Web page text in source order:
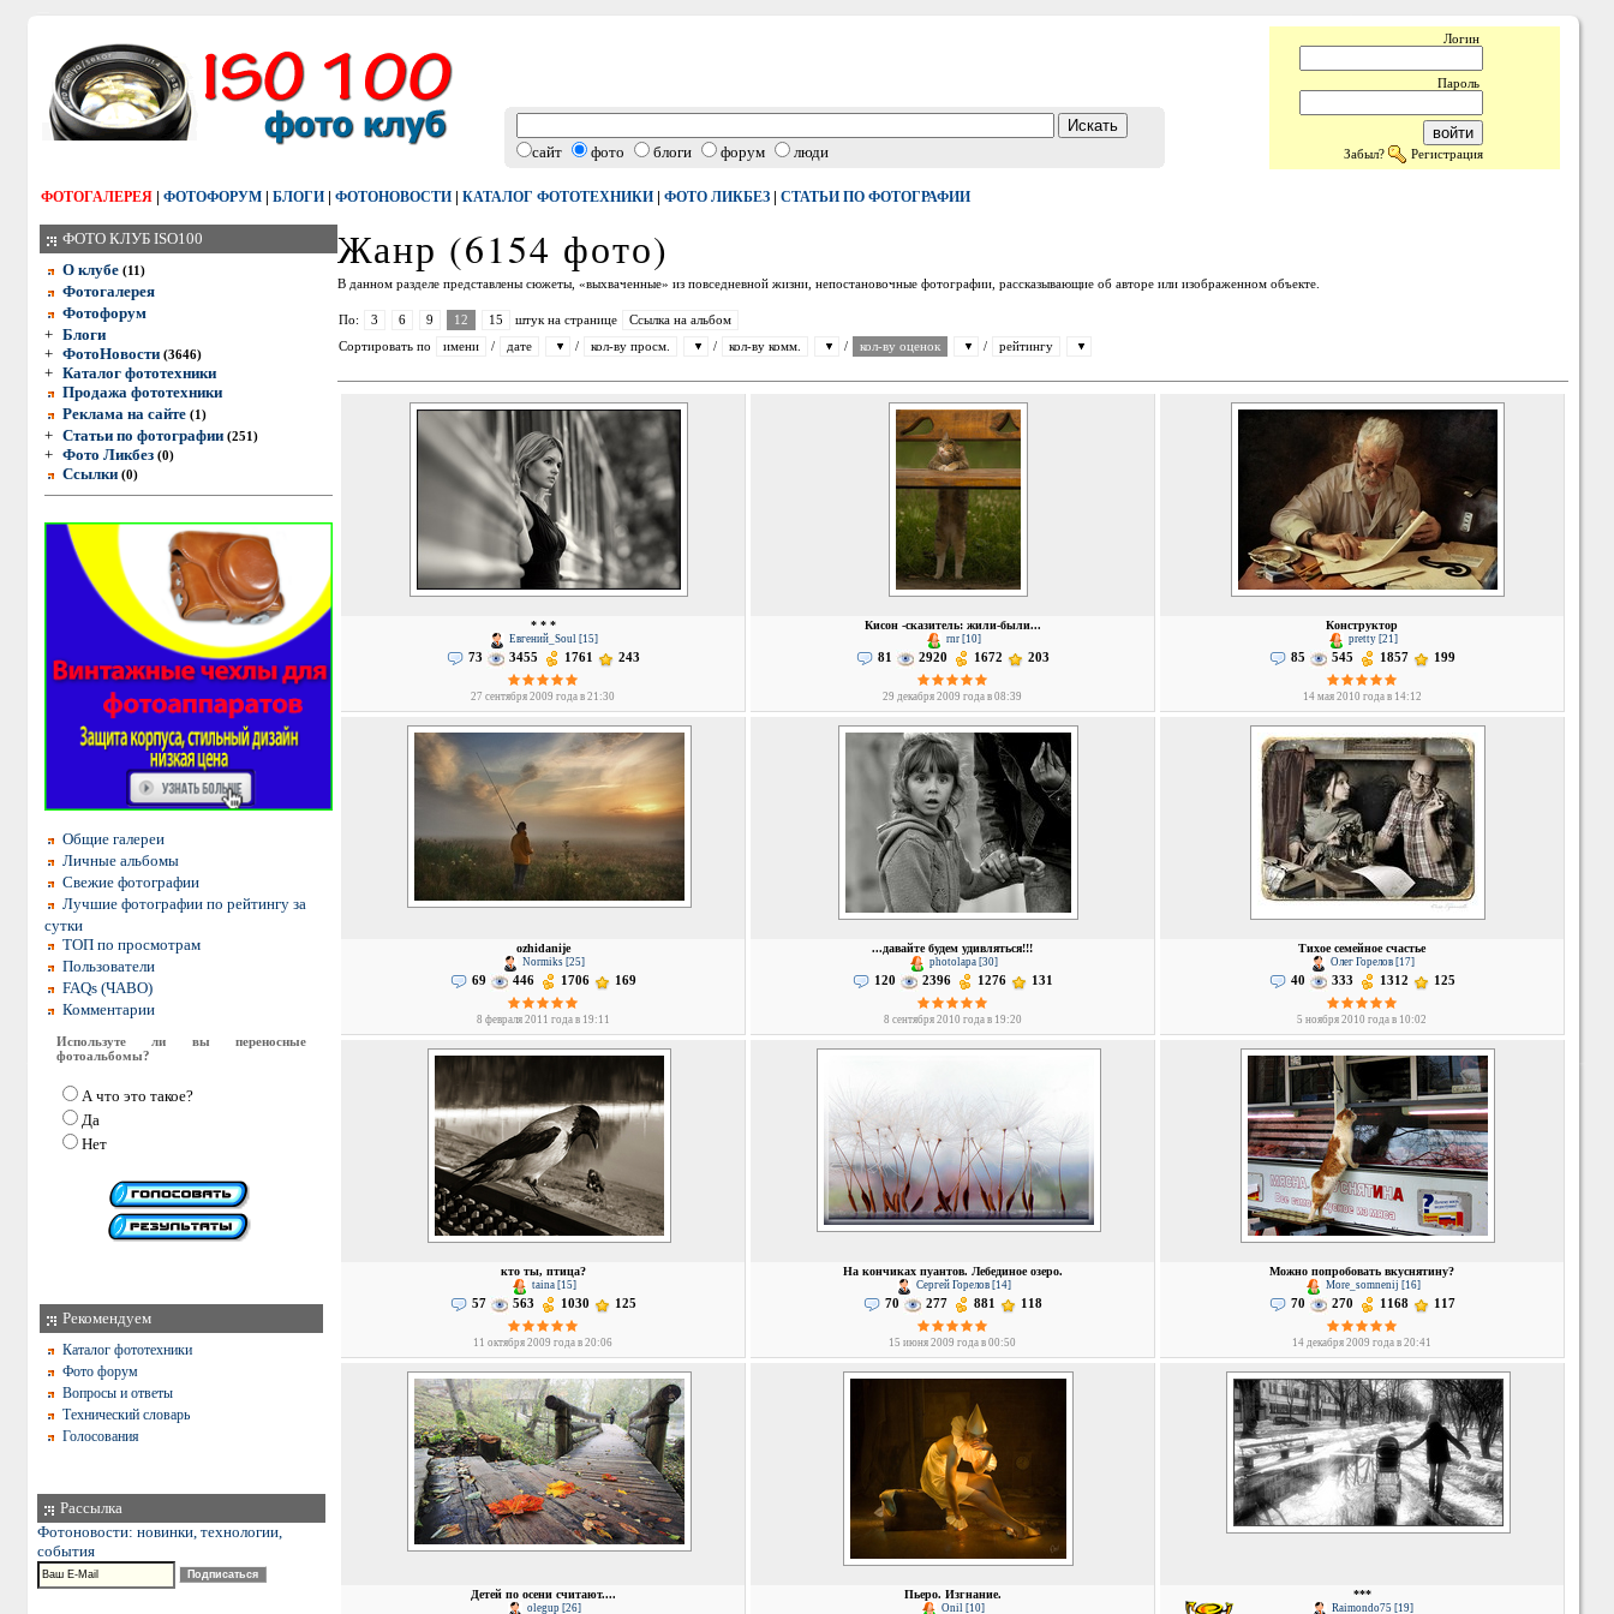
сайт фото блоги форум люди
Логин
Пароль
Забыл? Регистрация
ФОТОГАЛЕРЕЯ | ФОТОФОРУМ | БЛОГИ | ФОТОНОВОСТИ | КАТАЛОГ ФОТОТЕХНИКИ | ФОТО ЛИКБЕЗ | СТАТЬИ ПО ФОТОГРАФИИ
ФОТО КЛУБ ISO100
О клубе (11)
Фотогалерея
Фотофорум
+ Блоги
+ ФотоНовости (3646)
+ Каталог фототехники
Продажа фототехники
Реклама на сайте (1)
+ Статьи по фотографии (251)
+ Фото Ликбез (0)
Ссылки (0)
Общие галереи
Личные альбомы
Свежие фотографии
Лучшие фотографии по рейтингу за
сутки
ТОП по просмотрам
Пользователи
FAQs (ЧАВО)
Комментарии
Используте ли вы переносные
фотоальбомы?
А что это такое?
Да
Нет
Рекомендуем
Каталог фототехники
Фото форум
Вопросы и ответы
Технический словарь
Голосования
Рассылка
Фотоновости: новинки, технологии,
события
Жанр (6154 фото)
В данном разделе представлены сюжеты, «выхваченные» из повседневной жизни, непостановочные фотографии, рассказывающие об авторе или изображенном объекте.
По: 3 6 9 12 15 штук на странице
Ссылка на альбом
Сортировать по
имени / дате / кол-ву просм. / кол-ву комм. / кол-ву оценок / рейтингу
* * *
Евгений_Soul [15]
73 3455 1761 243
27 сентября 2009 года в 21:30
Кисон -сказитель: жили-были...
rnr [10]
81 2920 1672 203
29 декабря 2009 года в 08:39
Конструктор
pretty [21]
85 545 1857 199
14 мая 2010 года в 14:12
ozhidanije
Normiks [25]
69 446 1706 169
8 февраля 2011 года в 19:11
...давайте будем удивляться!!!
photolapa [30]
120 2396 1276 131
8 сентября 2010 года в 19:20
Тихое семейное счастье
Олег Горелов [17]
40 333 1312 125
5 ноября 2010 года в 10:02
кто ты, птица?
taina [15]
57 563 1030 125
11 октября 2009 года в 20:06
На кончиках пуантов. Лебединое озеро.
Сергей Горелов [14]
70 277 881 118
15 июня 2009 года в 00:50
Можно попробовать вкуснятину?
More_somnenij [16]
70 270 1168 117
14 декабря 2009 года в 20:41
Детей по осени считают....
olegup [26]
Пьеро. Изгнание.
Onil [10]
***
Raimondo75 [19]